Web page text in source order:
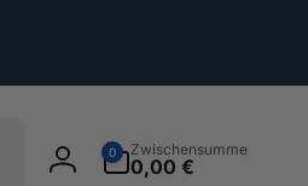
Einloggen
0
Artikel
Zwischensumme
0,00 €